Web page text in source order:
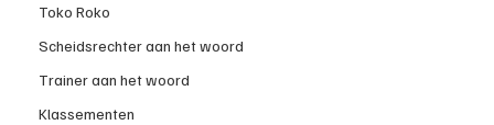
Toko Roko
Scheidsrechter aan het woord
Trainer aan het woord
Klassementen